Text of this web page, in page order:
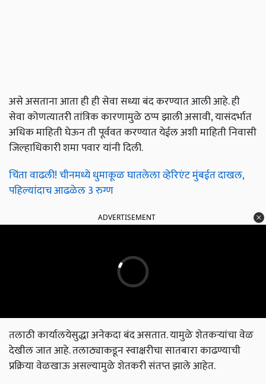
असे असताना आता ही ही सेवा सध्या बंद करण्यात आली आहे. ही
सेवा कोणत्यातरी तांत्रिक कारणामुळे ठप्प झाली असावी, यासंदर्भात
अधिक माहिती घेऊन ती पूर्ववत करण्यात येईल अशी माहिती निवासी
जिल्हाधिकारी शमा पवार यांनी दिली.
चिंता वाढली! चीनमध्ये धुमाकूळ घातलेला व्हेरिएंट मुंबईत दाखल,
पहिल्यांदाच आढळेल 3 रुग्ण
ADVERTISEMENT
तलाठी कार्यालयेसुद्धा अनेकदा बंद असतात. यामुळे शेतकऱ्यांचा वेळ
देखील जात आहे. तलाठ्याकडून स्वाक्षरीचा सातबारा काढण्याची
प्रक्रिया वेळखाऊ असल्यामुळे शेतकरी संतप्त झाले आहेत.